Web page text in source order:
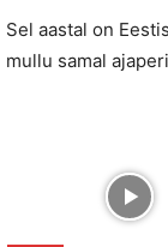
Sel aastal on
mullu samal